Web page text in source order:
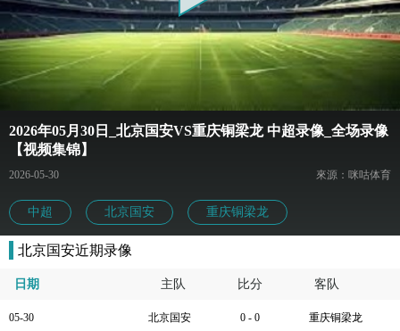
2026年05月30日_北京国安VS重庆铜梁龙 中超录像_全场录像
【视频集锦】
2026-05-30 來源：咪咕体育
中超 北京国安 重庆铜梁龙
北京国安近期录像
日期 主队 比分 客队
05-30 北京国安 0 - 0 重庆铜梁龙